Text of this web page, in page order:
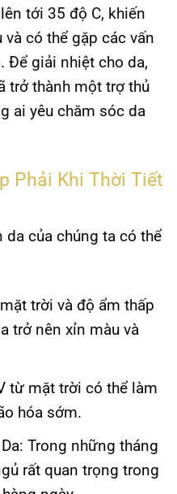
tới 35 độ C, khiến
có thể gặp các vấn
Để giải nhiệt cho da,
trở thành một trợ thủ
ai yêu chăm sóc da
Phải Khi Thời Tiết
của chúng ta có thể
trời và độ ẩm thấp
trở nên xỉn màu và
từ mặt trời có thể làm
hóa sớm.
: Trong những tháng
rất quan trọng trong